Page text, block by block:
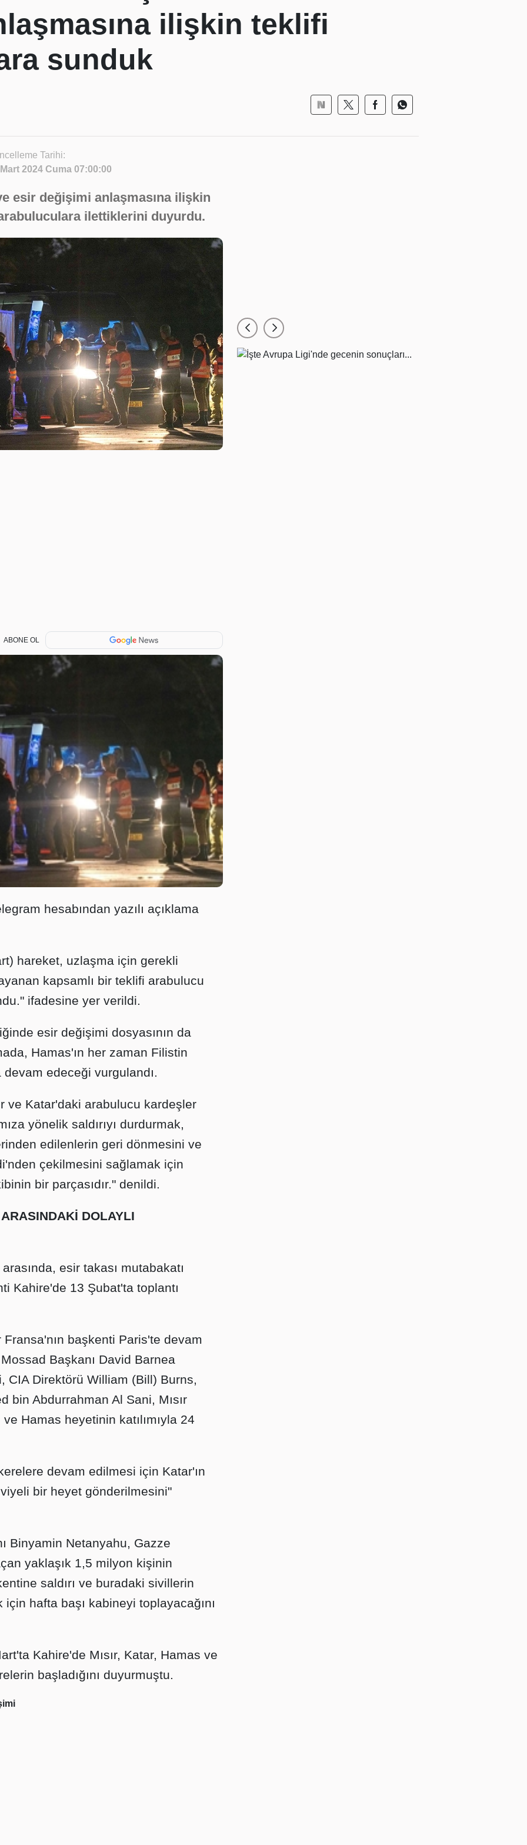
ilişkin teklifi
sunduk
Tarihi:
2024 Cuma 07:00:00
esir değişimi anlaşmasına ilişkin
ilettiklerini duyurdu.
ABONE OL
hesabından yazılı açıklama
hareket, uzlaşma için gerekli
kapsamlı bir teklifi arabulucu
ifadesine yer verildi.
esir değişimi dosyasının da
Hamas'ın her zaman Filistin
devam edeceği vurgulandı.
ve Katar'daki arabulucu kardeşler
yönelik saldırıyı durdurmak,
edilenlerin geri dönmesini ve
çekilmesini sağlamak için
bir parçasıdır." denildi.
DOLAYLI
esir takası mutabakatı
Kahire'de 13 Şubat'ta toplantı
başkenti Paris'te devam
Başkanı David Barnea
CIA Direktörü William (Bill) Burns,
bin Abdurrahman Al Sani, Mısır
Hamas heyetinin katılımıyla 24
devam edilmesi için Katar'ın
bir heyet gönderilmesini"
Binyamin Netanyahu, Gazze
yaklaşık 1,5 milyon kişinin
saldırı ve buradaki sivillerin
hafta başı kabineyi toplayacağını
Kahire'de Mısır, Katar, Hamas ve
başladığını duyurmuştu.